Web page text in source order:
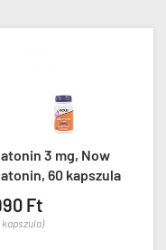
3 mg, Now
60 kapszula
Ft